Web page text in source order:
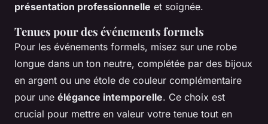
présentation professionnelle et soignée.
Tenues pour des événements formels
Pour les événements formels, misez sur une robe
longue dans un ton neutre, complétée par des bijoux
en argent ou une étole de couleur complémentaire
pour une élégance intemporelle. Ce choix est
crucial pour mettre en valeur votre tenue tout en